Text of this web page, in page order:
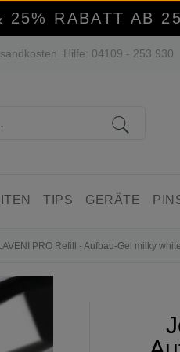
25% RABATT AB
Hilfe: 04109 - 253 930
TIPS GERÄTE
PRO Refill - Aufbau-Gel milky